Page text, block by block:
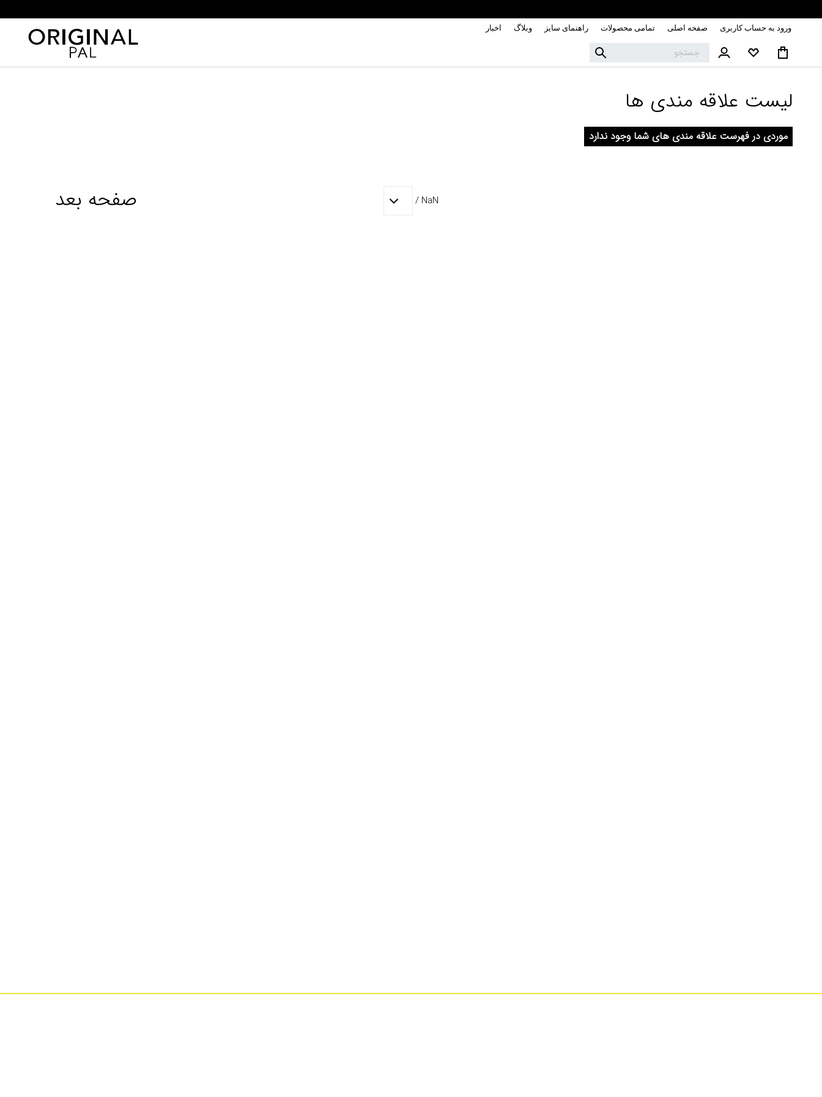
ورود به حساب کاربری صفحه اصلی تمامی محصولات راهنمای سایز وبلاگ اخبار
لیست علاقه مندی ها
موردی در فهرست علاقه مندی های شما وجود ندارد
NaN
/ صفحه بعد